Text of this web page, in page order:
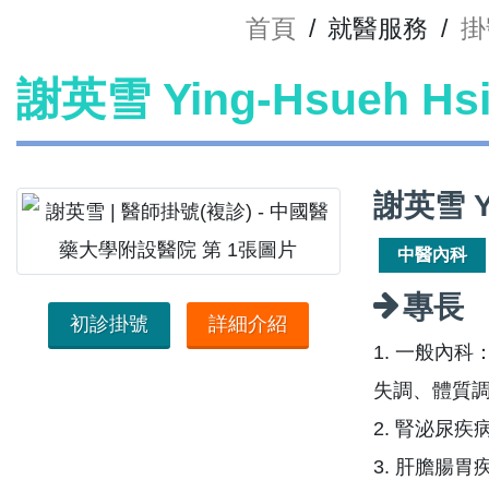
首頁 / 就醫服務 /
謝英雪 Ying-Hsueh
初診掛號 詳細介紹
謝英雪
中醫內科
專長
1. 一般內科
失調、體質
2. 腎泌尿疾
3. 肝膽腸胃